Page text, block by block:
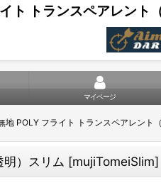
ト トランスペアレン
マイページ
地 POLY フライト トランスペアレント
）スリム [mujiTomeiSlim]